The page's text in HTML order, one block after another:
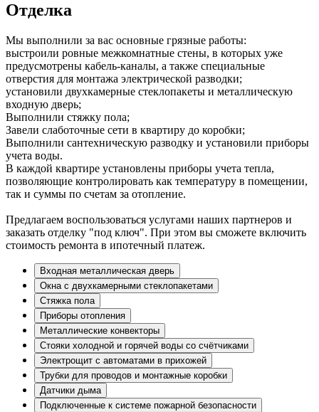
Отделка
Мы выполнили за вас основные грязные работы:
выстроили ровные межкомнатные стены, в которых уже
предусмотрены кабель-каналы, а также специальные
отверстия для монтажа электрической разводки;
установили двухкамерные стеклопакеты и металлическую
входную дверь;
Выполнили стяжку пола;
Завели слаботочные сети в квартиру до коробки;
Выполнили сантехническую разводку и установили приборы
учета воды.
В каждой квартире установлены приборы учета тепла,
позволяющие контролировать как температуру в помещении,
так и суммы по счетам за отопление.
Предлагаем воспользоваться услугами наших партнеров и
заказать отделку "под ключ". При этом вы сможете включить
стоимость ремонта в ипотечный платеж.
Входная металлическая дверь
Окна с двухкамерными стеклопакетами
Стяжка пола
Приборы отопления
Металлические конвекторы
Стояки холодной и горячей воды со счётчиками
Электрощит с автоматами в прихожей
Трубки для проводов и монтажные коробки
Датчики дыма
Подключенные к системе пожарной безопасности